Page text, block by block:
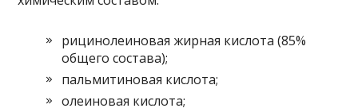
рицинолеиновая жирная кислота (85%
общего состава);
пальмитиновая кислота;
олеиновая кислота;